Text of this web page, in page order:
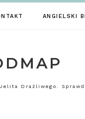
ANGIELSKI
Drażliwego.